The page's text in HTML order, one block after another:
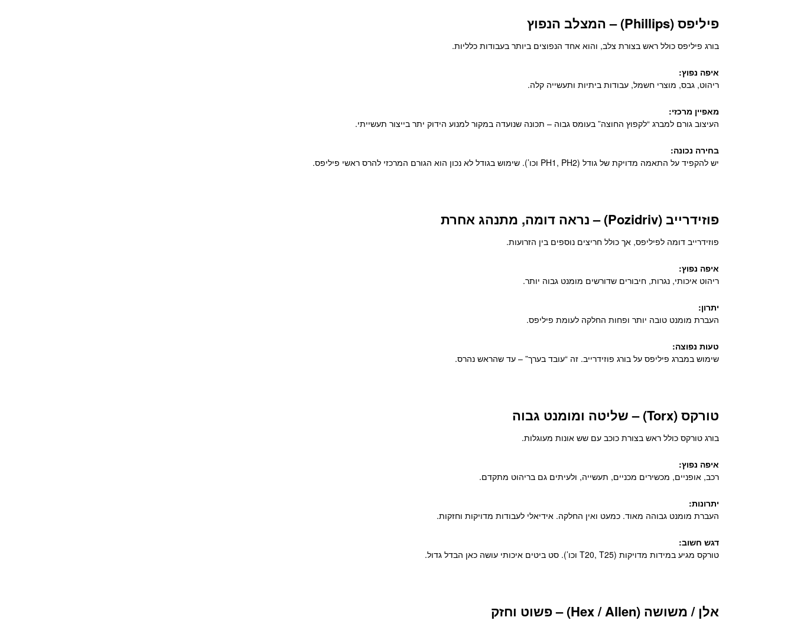
פיליפס (Phillips) – המצלב הנפוץ
בורג פיליפס כולל ראש בצורת צלב, והוא אחד הנפוצים ביותר בעבודות כלליות.
איפה נפוץ:
ריהוט, גבס, מוצרי חשמל, עבודות ביתיות ותעשייה קלה.
מאפיין מרכזי:
העיצוב גורם למברג “לקפוץ החוצה” בעומס גבוה – תכונה שנועדה במקור למנוע הידוק יתר בייצור תעשייתי.
בחירה נכונה:
יש להקפיד על התאמה מדויקת של גודל (PH1, PH2 וכו’). שימוש בגודל לא נכון הוא הגורם המרכזי להרס ראשי פיליפס.
פוזידרייב (Pozidriv) – נראה דומה, מתנהג אחרת
פוזידרייב דומה לפיליפס, אך כולל חריצים נוספים בין הזרועות.
איפה נפוץ:
ריהוט איכותי, נגרות, חיבורים שדורשים מומנט גבוה יותר.
יתרון:
העברת מומנט טובה יותר ופחות החלקה לעומת פיליפס.
טעות נפוצה:
שימוש במברג פיליפס על בורג פוזידרייב. זה “עובד בערך” – עד שהראש נהרס.
טורקס (Torx) – שליטה ומומנט גבוה
בורג טורקס כולל ראש בצורת כוכב עם שש אונות מעוגלות.
איפה נפוץ:
רכב, אופניים, מכשירים מכניים, תעשייה, ולעיתים גם בריהוט מתקדם.
יתרונות:
העברת מומנט גבוהה מאוד. כמעט ואין החלקה. אידיאלי לעבודות מדויקות וחזקות.
דגש חשוב:
טורקס מגיע במידות מדויקות (T20, T25 וכו’). סט ביטים איכותי עושה כאן הבדל גדול.
אלן / משושה (Hex / Allen) – פשוט וחזק